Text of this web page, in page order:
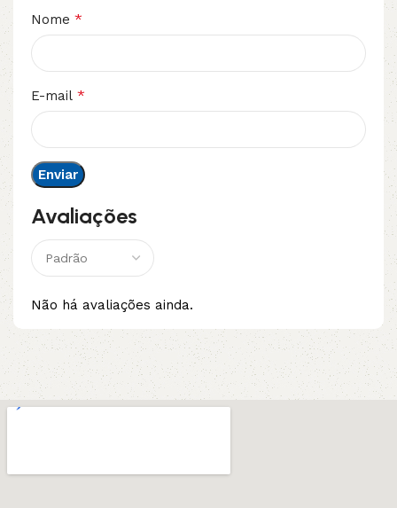
Avaliações
Não há avaliações ainda.
Nome *
E-mail *